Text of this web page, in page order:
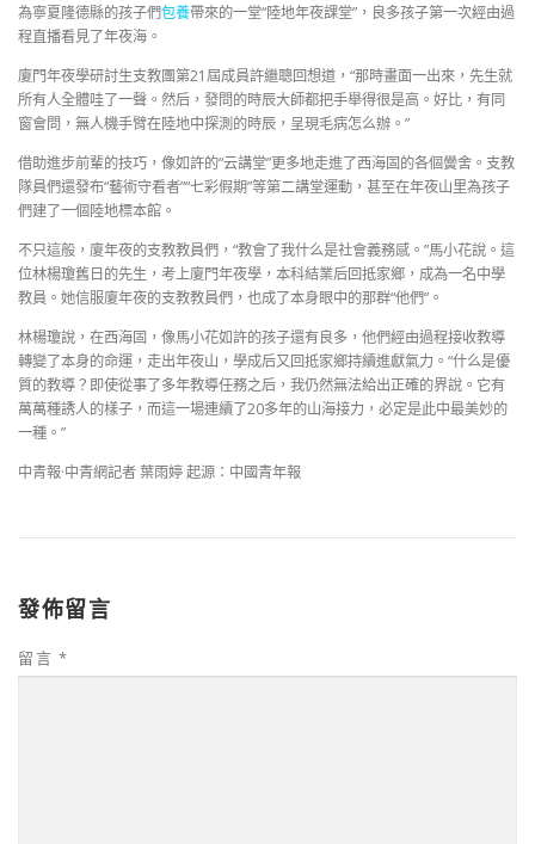
為寧夏隆德縣的孩子們包養帶來的一堂“陸地年夜課堂”，良多孩子第一次經由過
程直播看見了年夜海。
廈門年夜學研討生支教團第21屆成員許繼聰回想道，“那時畫面一出來，先生就
所有人全體哇了一聲。然后，發問的時辰大師都把手舉得很是高。好比，有同
窗會問，無人機手臂在陸地中探測的時辰，呈現毛病怎么辦。”
借助進步前輩的技巧，像如許的“云講堂”更多地走進了西海固的各個黌舍。支教
隊員們還發布“藝術守看者”“七彩假期”等第二講堂運動，甚至在年夜山里為孩子
們建了一個陸地標本館。
不只這般，廈年夜的支教教員們，“教會了我什么是社會義務感。”馬小花說。這
位林楊瓊舊日的先生，考上廈門年夜學，本科結業后回抵家鄉，成為一名中學
教員。她信服廈年夜的支教教員們，也成了本身眼中的那群“他們”。
林楊瓊說，在西海固，像馬小花如許的孩子還有良多，他們經由過程接收教導
轉變了本身的命運，走出年夜山，學成后又回抵家鄉持續進獻氣力。“什么是優
質的教導？即使從事了多年教導任務之后，我仍然無法給出正確的界說。它有
萬萬種誘人的樣子，而這一場連續了20多年的山海接力，必定是此中最美妙的
一種。”
中青報·中青網記者 葉雨婷 起源：中國青年報
發佈留言
留言 *